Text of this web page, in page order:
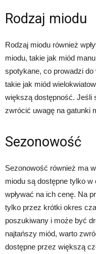
Rodzaj miodu
Rodzaj miodu również
miodu, takie jak miód
spotykane, co prowadzi
takie jak miód
większą dostępność. Jeśli
zwrócić uwagę na gatunki
Sezonowość
Sezonowość również ma
miodu są dostępne tylko
wpływać na ich cenę. Na
tylko przez krótki okres
poszukiwany i może być
najtańszy miód, warto
dostępne przez większą